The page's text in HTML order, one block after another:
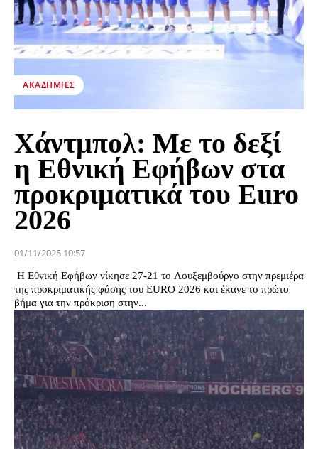
ΑΚΑΔΗΜΊΕΣ
Χάντμπολ: Με το δεξί
η Εθνική Εφήβων στα
προκριματικά του Euro
2026
01/11/2025 10:57
Η Εθνική Εφήβων νίκησε 27-21 το Λουξεμβούργο στην πρεμιέρα
της προκριματικής φάσης του ΕURO 2026 και έκανε το πρώτο
βήμα για την πρόκριση στην...